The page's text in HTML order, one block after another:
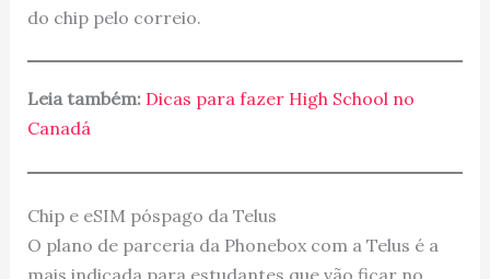
do chip pelo correio.
Leia também:Dicas para fazer High School no
Canadá
Chip e eSIM póspago da Telus
O plano de parceria da Phonebox com a Telus é a